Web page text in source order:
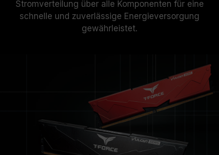
Stromverteilung über alle Komponenten für eine
schnelle und zuverlässige Energieversorgung
gewährleistet.